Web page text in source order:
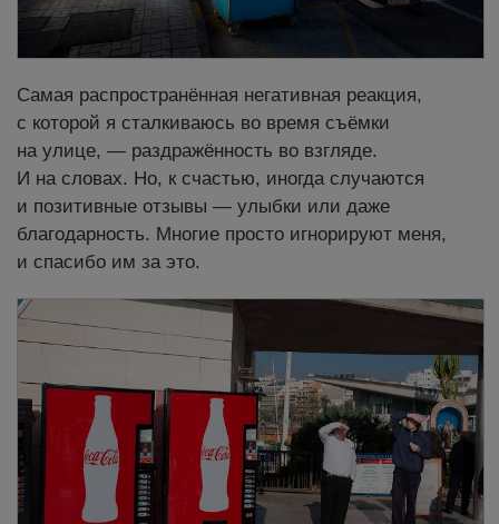
Самая распространённая негативная реакция,
с которой я сталкиваюсь во время съёмки
на улице, — раздражённость во взгляде.
И на словах. Но, к счастью, иногда случаются
и позитивные отзывы — улыбки или даже
благодарность. Многие просто игнорируют меня,
и спасибо им за это.